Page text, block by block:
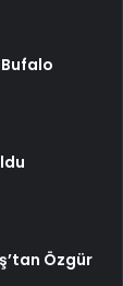
Özgür